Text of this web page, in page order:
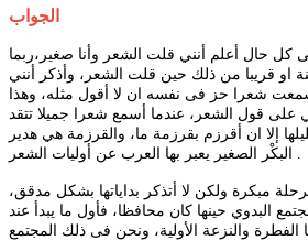
الجواب
كل حال أعلم أنني قلت الشعر وأنا صغير،ربما
قريبا من ذلك حين قلت الشعر، وأذكر أنني
شعرا حز فى نفسه ان لا أقول مثله، وهذا
على قول الشعر، عندما أسمع شعرا جميلا تتقد
إلا ان أقرزم بقرزمة ما، والقرزمة هي هدير
مبكرة ولكن لا أتذكر بداياتها بشكل مدقق،
البدوي حينها كان محافظا، فأول ما يبدأ عند
الفطرة والنزعة الأولية، ونحن فى ذلك المجتمع